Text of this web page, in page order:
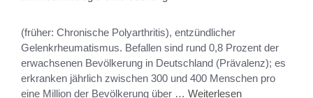
(früher: Chronische Polyarthritis), entzündlicher
Gelenkrheumatismus. Befallen sind rund 0,8 Prozent der
erwachsenen Bevölkerung in Deutschland (Prävalenz); es
erkranken jährlich zwischen 300 und 400 Menschen pro
eine Million der Bevölkerung über … Weiterlesen